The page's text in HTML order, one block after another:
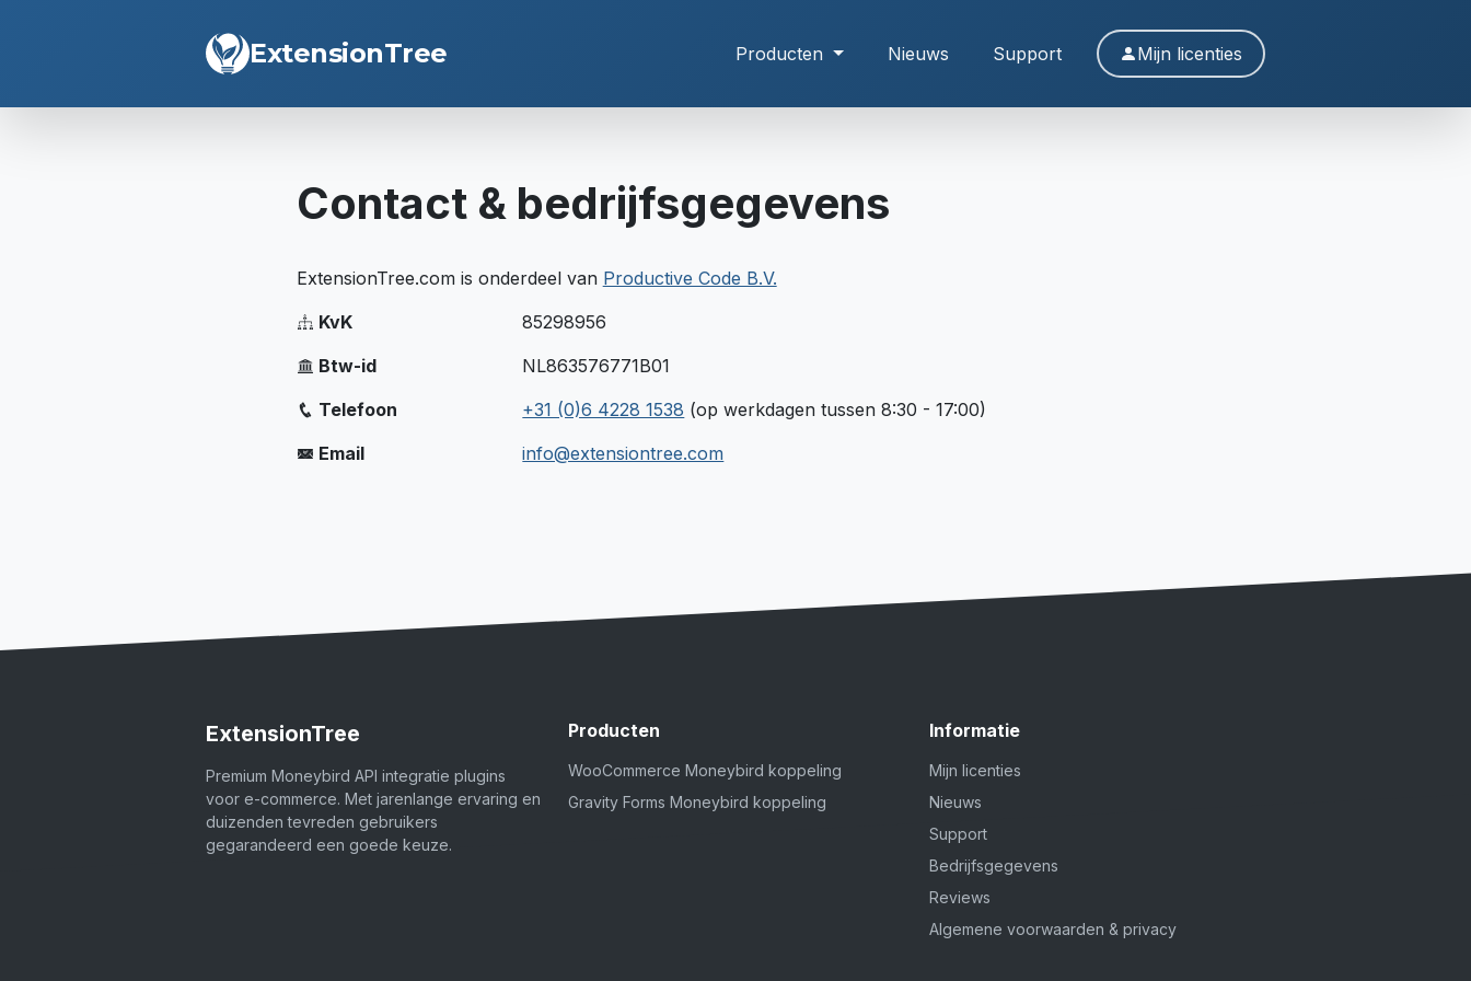
ExtensionTree Producten Nieuws Support Mijn licenties
Contact & bedrijfsgegevens
ExtensionTree.com is onderdeel van Productive Code B.V.
KvK
85298956
Btw-id
NL863576771B01
Telefoon
+31 (0)6 4228 1538 (op werkdagen tussen 8:30 - 17:00)
Email
info@extensiontree.com
ExtensionTree
Premium Moneybird API integratie plugins
voor e-commerce. Met jarenlange ervaring en
duizenden tevreden gebruikers
gegarandeerd een goede keuze.
Producten
WooCommerce Moneybird koppeling
Gravity Forms Moneybird koppeling
Informatie
Mijn licenties
Nieuws
Support
Bedrijfsgegevens
Reviews
Algemene voorwaarden & privacy